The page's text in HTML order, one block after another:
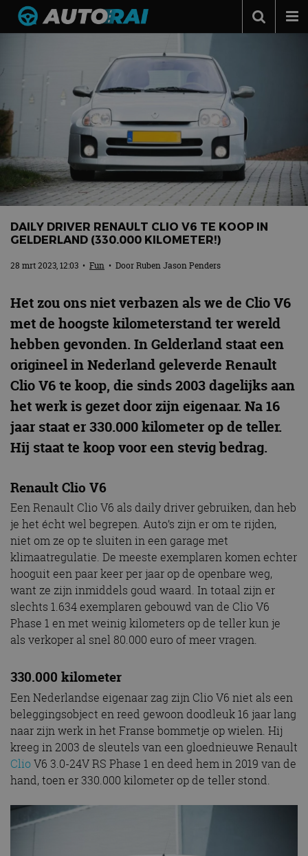
Autotests
Automerken
Contact
MotorRAI.nl
DAILY DRIVER RENAULT CLIO V6 TE KOOP IN
GELDERLAND (330.000 KILOMETER!)
28 mrt 2023, 12:03 • Fun • DoorRuben Jason Penders
Het zou ons niet verbazen als we de Clio V6
met de hoogste kilometerstand ter wereld
hebben gevonden. In Gelderland staat een
origineel in Nederland geleverde Renault
Clio V6 te koop, die sinds 2003 dagelijks aan
het werk is gezet door zijn eigenaar. Na 16
jaar staat er 330.000 kilometer op de teller.
Hij staat te koop voor een stevig bedrag.
Renault Clio V6
Een Renault Clio V6 als daily driver gebruiken, dan heb
je het écht wel begrepen. Auto’s zijn er om te rijden,
niet om ze op te sluiten in een garage met
klimaatregulatie. De meeste exemplaren komen echter
hooguit een paar keer per jaar op de openbare weg,
want ze zijn inmiddels goud waard. In totaal zijn er
slechts 1.634 exemplaren gebouwd van de Clio V6
Phase 1 en met weinig kilometers op de teller kun je
als verkoper al snel 80.000 euro of meer vragen.
330.000 kilometer
Een Nederlandse eigenaar zag zijn Clio V6 niet als een
beleggingsobject en reed gewoon doodleuk 16 jaar lang
naar zijn werk in het Franse bommetje op wielen. Hij
kreeg in 2003 de sleutels van een gloednieuwe Renault
ClioV6 3.0-24V RS Phase 1 en deed hem in 2019 van de
hand, toen er 330.000 kilometer op de teller stond.